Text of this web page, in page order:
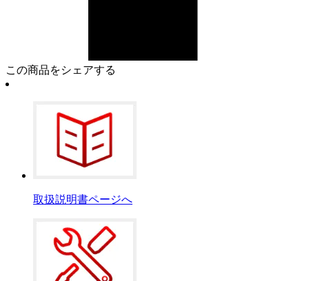
この商品をシェアする
取扱説明書ページへ